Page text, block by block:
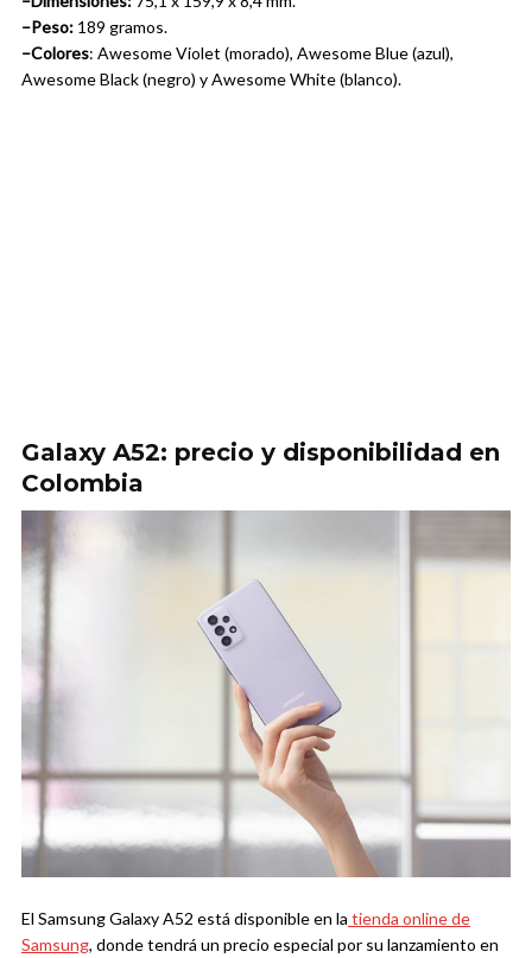
–Peso: 189 gramos.
–Colores: Awesome Violet (morado), Awesome Blue (azul),
Awesome Black (negro) y Awesome White (blanco).
Galaxy A52: precio y disponibilidad en
Colombia
El Samsung Galaxy A52 está disponible en la tienda online de
Samsung, donde tendrá un precio especial por su lanzamiento en